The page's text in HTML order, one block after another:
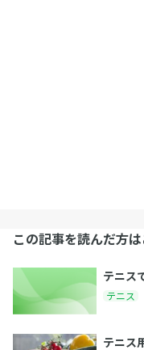
この記事を読んだ方
テニス
テニス
テニス